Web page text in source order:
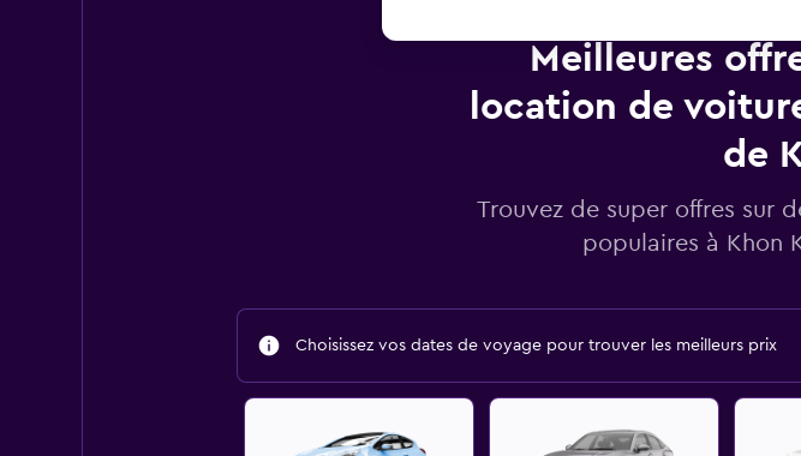
Meilleures
location de
de
Trouvez de super offres sur
populaires à Khon
Choisissez vos dates de voyage pour trouver les meilleurs prix